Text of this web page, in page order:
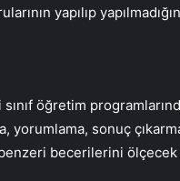
yapılıp
sınıf öğretim
yorumlama, sonuç
becerilerini